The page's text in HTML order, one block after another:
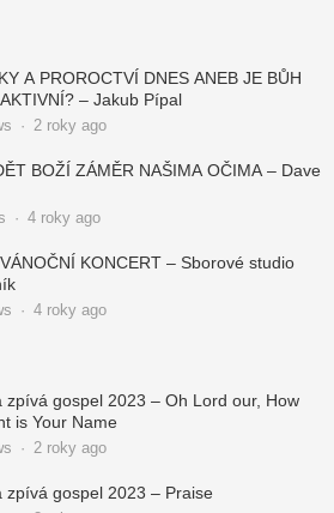
A PROROCTVÍ DNES ANEB JE BŮH
– Jakub Pípal
· 2 roky ago
BOŽÍ ZÁMĚR NAŠIMA OČIMA – Dave
· 4 roky ago
KONCERT – Sborové studio
· 4 roky ago
zpívá gospel 2023 – Oh Lord our, How
is Your Name
· 2 roky ago
zpívá gospel 2023 – Praise